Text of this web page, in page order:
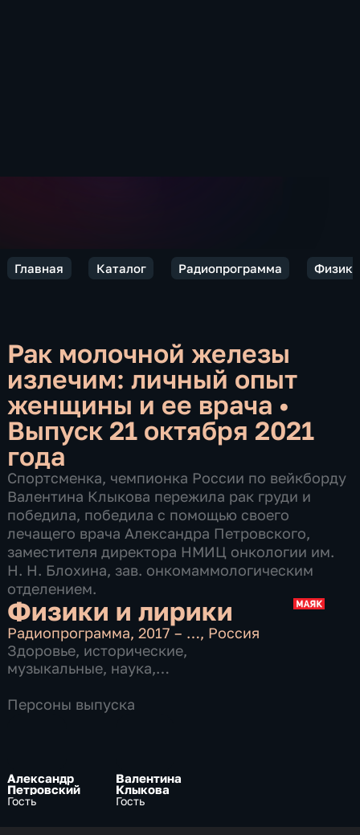
Главная Каталог Радиопрограмма
Рак молочной железы
излечим: личный опыт
женщины и ее врача •
Выпуск 21 октября 2021
года
Спортсменка, чемпионка России по вейкборду
Валентина Клыкова пережила рак груди и
победила, победила с помощью своего
лечащего врача Александра Петровского,
заместителя директора НМИЦ онкологии им.
Н. Н. Блохина, зав. онкомаммологическим
отделением.
Физики и лирики
Радиопрограмма,2017 – …, Россия
Здоровье, исторические,
музыкальные, наука,
политические,
Персоны выпуска
Александр
Петровский
Гость
Валентина
Клыкова
Гость